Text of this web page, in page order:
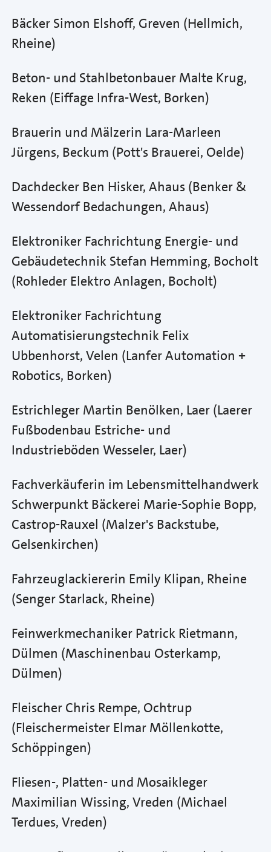
Bäcker Simon Elshoff, Greven (Hellmich,
Rheine)
Beton- und Stahlbetonbauer Malte Krug,
Reken (Eiffage Infra-West, Borken)
Brauerin und Mälzerin Lara-Marleen
Jürgens, Beckum (Pott's Brauerei, Oelde)
Dachdecker Ben Hisker, Ahaus (Benker &
Wessendorf Bedachungen, Ahaus)
Elektroniker Fachrichtung Energie- und
Gebäudetechnik Stefan Hemming, Bocholt
(Rohleder Elektro Anlagen, Bocholt)
Elektroniker Fachrichtung
Automatisierungstechnik Felix
Ubbenhorst, Velen (Lanfer Automation +
Robotics, Borken)
Estrichleger Martin Benölken, Laer (Laerer
Fußbodenbau Estriche- und
Industrieböden Wesseler, Laer)
Fachverkäuferin im Lebensmittelhandwerk
Schwerpunkt Bäckerei Marie-Sophie Bopp,
Castrop-Rauxel (Malzer's Backstube,
Gelsenkirchen)
Fahrzeuglackiererin Emily Klipan, Rheine
(Senger Starlack, Rheine)
Feinwerkmechaniker Patrick Rietmann,
Dülmen (Maschinenbau Osterkamp,
Dülmen)
Fleischer Chris Rempe, Ochtrup
(Fleischermeister Elmar Möllenkotte,
Schöppingen)
Fliesen-, Platten- und Mosaikleger
Maximilian Wissing, Vreden (Michael
Terdues, Vreden)